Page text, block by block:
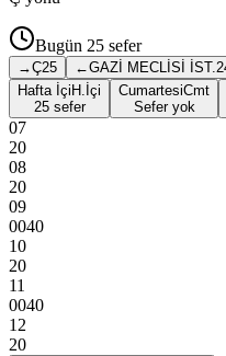
Bugün 25 sefer
→Ç25 ←GAZİ MECLİSİ İST.
Hafta İçi H.İçi
25 sefer
CumartesiCmt
Sefer yok
07
20
08
20
09
0040
10
20
11
0040
12
20